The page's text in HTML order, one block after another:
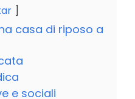
casa di riposo a
e sociali